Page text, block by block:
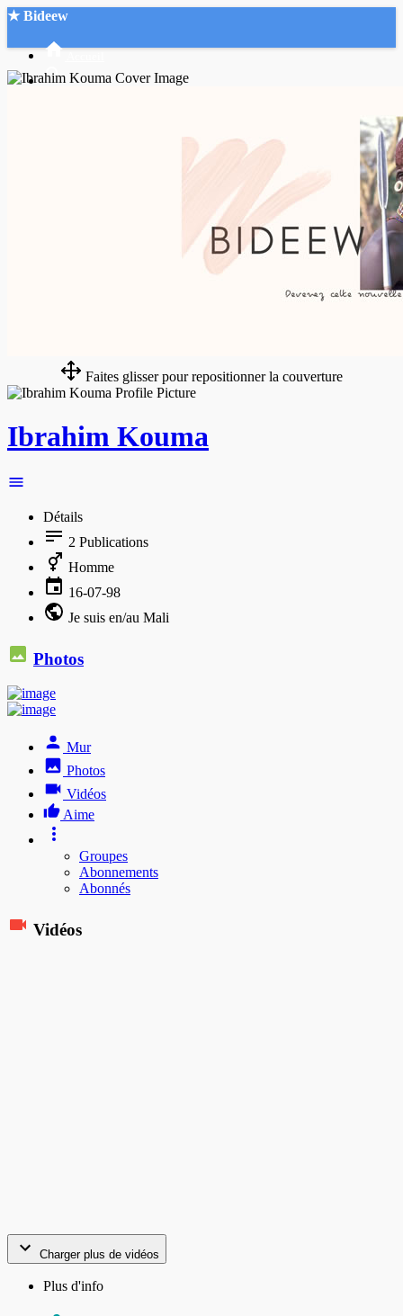
★ Bideew
Faites glisser pour repositionner la couverture
Ibrahim Kouma
Détails
2 Publications
Homme
16-07-98
Je suis en/au Mali
Photos
Mur
Photos
Vidéos
Aime
Groupes
Abonnements
Abonnés
Vidéos
Charger plus de vidéos
Plus d'info